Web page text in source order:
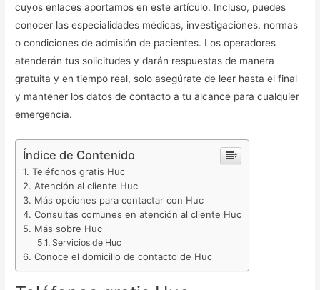
cuyos enlaces aportamos en este artículo. Incluso, puedes
conocer las especialidades médicas, investigaciones, normas
o condiciones de admisión de pacientes. Los operadores
atenderán tus solicitudes y darán respuestas de manera
gratuita y en tiempo real, solo asegúrate de leer hasta el final
y mantener los datos de contacto a tu alcance para cualquier
emergencia.
Índice de Contenido
Teléfonos gratis Huc
Atención al cliente Huc
Más opciones para contactar con Huc
Consultas comunes en atención al cliente Huc
Más sobre Huc
Servicios de Huc
Conoce el domicilio de contacto de Huc